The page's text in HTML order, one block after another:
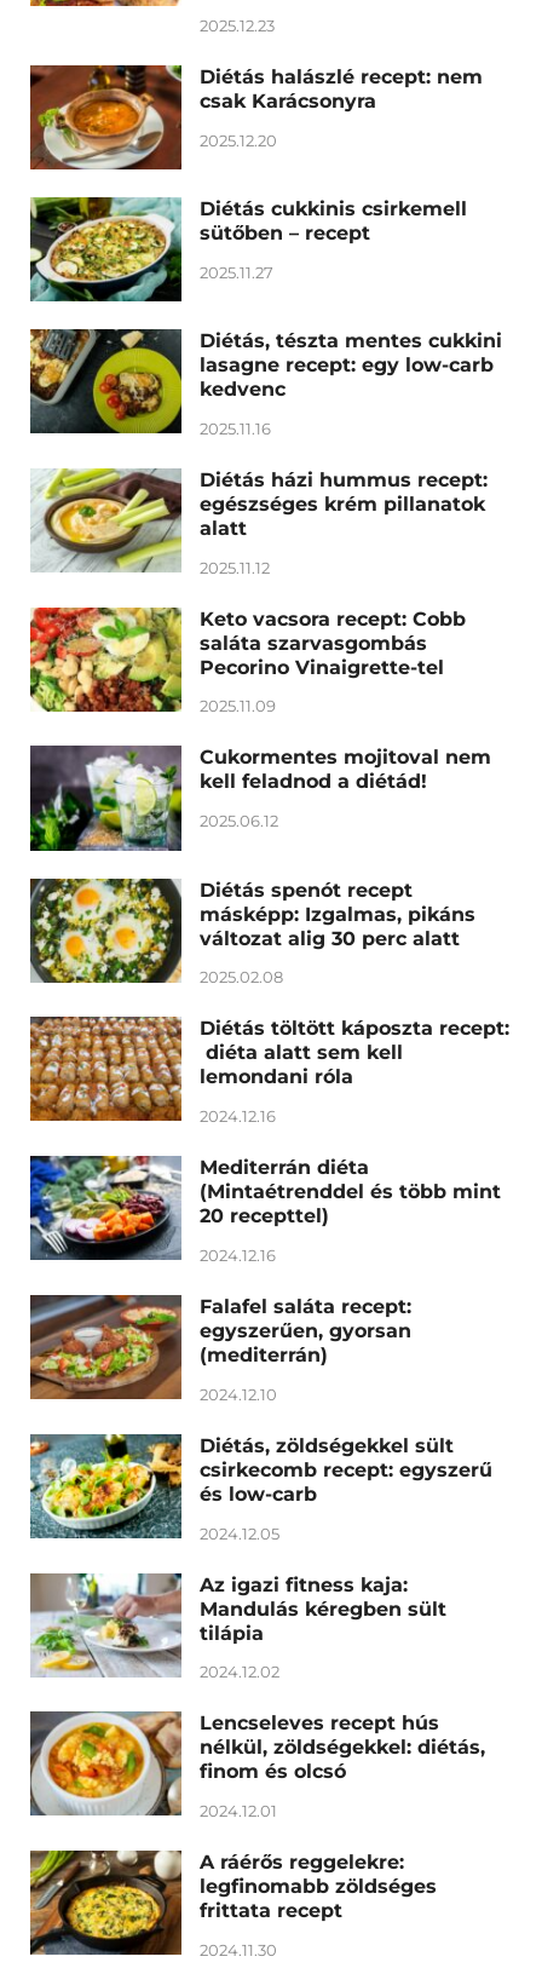
2025.12.23
Diétás halászlé recept: nem
csak Karácsonyra
2025.12.20
Diétás cukkinis csirkemell
sütőben – recept
2025.11.27
Diétás, tészta mentes cukkini
lasagne recept: egy low-carb
kedvenc
2025.11.16
Diétás házi hummus recept:
egészséges krém pillanatok
alatt
2025.11.12
Keto vacsora recept: Cobb
saláta szarvasgombás
Pecorino Vinaigrette-tel
2025.11.09
Cukormentes mojitoval nem
kell feladnod a diétád!
2025.06.12
Diétás spenót recept
másképp: Izgalmas, pikáns
változat alig 30 perc alatt
2025.02.08
Diétás töltött káposzta recept:
diéta alatt sem kell
lemondani róla
2024.12.16
Mediterrán diéta
(Mintaétrenddel és több mint
20 recepttel)
2024.12.16
Falafel saláta recept:
egyszerűen, gyorsan
(mediterrán)
2024.12.10
Diétás, zöldségekkel sült
csirkecomb recept: egyszerű
és low-carb
2024.12.05
Az igazi fitness kaja:
Mandulás kéregben sült
tilápia
2024.12.02
Lencseleves recept hús
nélkül, zöldségekkel: diétás,
finom és olcsó
2024.12.01
A ráérős reggelekre:
legfinomabb zöldséges
frittata recept
2024.11.30